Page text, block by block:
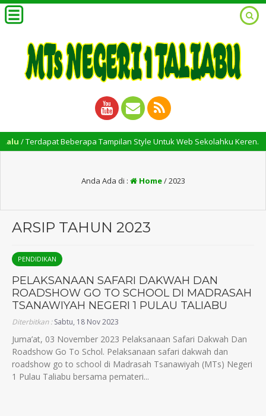
Terdapat Beberapa Tampilan Style Untuk Web Sekolahku Keren.
Anda Ada di : Home/2023
ARSIP TAHUN 2023
PENDIDIKAN
PELAKSANAAN SAFARI DAKWAH DAN
ROADSHOW GO TO SCHOOL DI MADRASAH
TSANAWIYAH NEGERI 1 PULAU TALIABU
Diterbitkan :Sabtu, 18 Nov 2023
Juma’at, 03 November 2023 Pelaksanaan Safari Dakwah Dan
Roadshow Go To Schol. Pelaksanaan safari dakwah dan
roadshow go to school di Madrasah Tsanawiyah (MTs) Negeri
1 Pulau Taliabu bersama pemateri...